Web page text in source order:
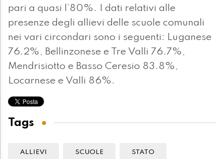
pari a quasi l’80%. I dati relativi alle
presenze degli allievi delle scuole comunali
nei vari circondari sono i seguenti: Luganese
76.2%, Bellinzonese e Tre Valli 76.7%,
Mendrisiotto e Basso Ceresio 83.8%,
Locarnese e Valli 86%.
Tags
ALLIEVI SCUOLE STATO